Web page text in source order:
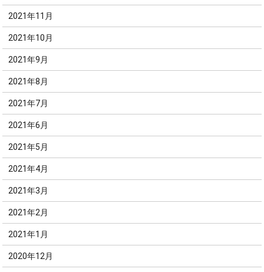
2021年11月
2021年10月
2021年9月
2021年8月
2021年7月
2021年6月
2021年5月
2021年4月
2021年3月
2021年2月
2021年1月
2020年12月